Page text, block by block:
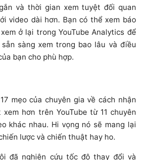
và thời gian xem tuyệt đối quan
video dài hơn. Bạn có thể xem báo
ở lại trong YouTube Analytics để
sàng xem trong bao lâu và điều
bạn cho phù hợp.
mẹo của chuyên gia về cách nhận
hơn trên YouTube từ 11 chuyên
khác nhau. Hi vọng nó sẽ mang lại
lược và chiến thuật hay ho.
đã nghiên cứu tốc độ thay đổi và